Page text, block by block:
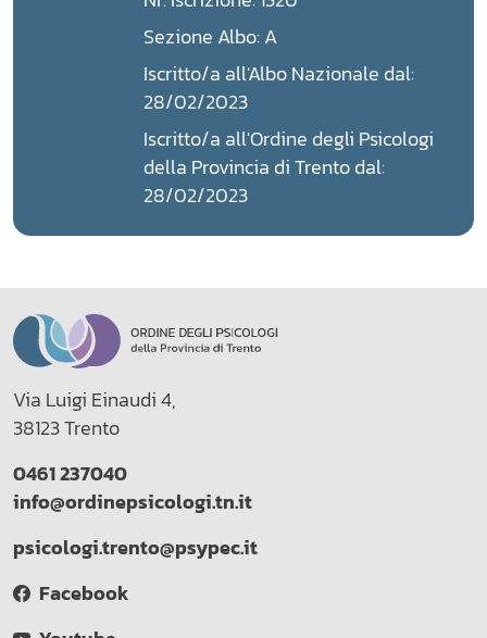
Sezione Albo: A
Iscritto/a all'Albo Nazionale dal:
28/02/2023
Iscritto/a all'Ordine degli Psicologi
della Provincia di Trento dal:
28/02/2023
Via Luigi Einaudi 4,
38123 Trento
0461 237040
info@ordinepsicologi.tn.it
psicologi.trento@psypec.it
Facebook